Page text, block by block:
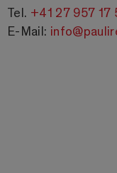
Tel. +41 27 957 17
E-Mail: